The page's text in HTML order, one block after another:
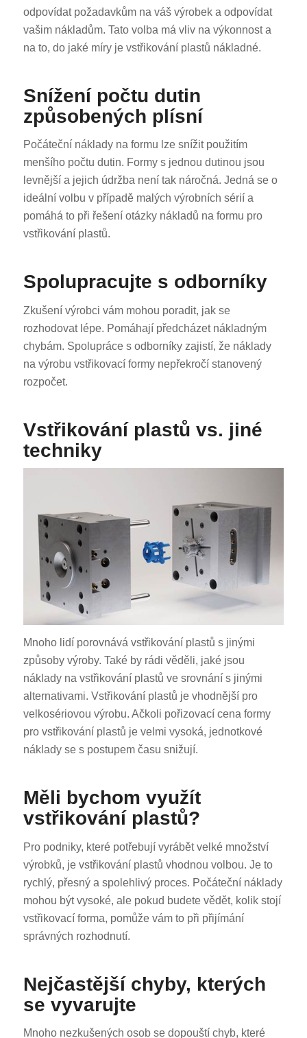
odpovídat požadavkům na váš výrobek a odpovídat
vašim nákladům. Tato volba má vliv na výkonnost a
na to, do jaké míry je vstřikování plastů nákladné.
Snížení počtu dutin
způsobených plísní
Počáteční náklady na formu lze snížit použitím
menšího počtu dutin. Formy s jednou dutinou jsou
levnější a jejich údržba není tak náročná. Jedná se o
ideální volbu v případě malých výrobních sérií a
pomáhá to při řešení otázky nákladů na formu pro
vstřikování plastů.
Spolupracujte s odborníky
Zkušení výrobci vám mohou poradit, jak se
rozhodovat lépe. Pomáhají předcházet nákladným
chybám. Spolupráce s odborníky zajistí, že náklady
na výrobu vstřikovací formy nepřekročí stanovený
rozpočet.
Vstřikování plastů vs. jiné
techniky
Mnoho lidí porovnává vstřikování plastů s jinými
způsoby výroby. Také by rádi věděli, jaké jsou
náklady na vstřikování plastů ve srovnání s jinými
alternativami. Vstřikování plastů je vhodnější pro
velkosériovou výrobu. Ačkoli pořizovací cena formy
pro vstřikování plastů je velmi vysoká, jednotkové
náklady se s postupem času snižují.
Měli bychom využít
vstřikování plastů?
Pro podniky, které potřebují vyrábět velké množství
výrobků, je vstřikování plastů vhodnou volbou. Je to
rychlý, přesný a spolehlivý proces. Počáteční náklady
mohou být vysoké, ale pokud budete vědět, kolik stojí
vstřikovací forma, pomůže vám to při přijímání
správných rozhodnutí.
Nejčastější chyby, kterých
se vyvarujte
Mnoho nezkušených osob se dopouští chyb, které